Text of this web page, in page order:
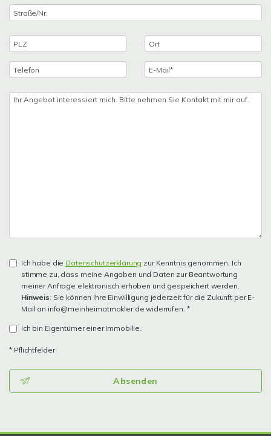
Ich habe die Datenschutzerklärung zur Kenntnis genommen. Ich
stimme zu, dass meine Angaben und Daten zur Beantwortung
meiner Anfrage elektronisch erhoben und gespeichert werden.
Hinweis: Sie können Ihre Einwilligung jederzeit für die Zukunft per E-
Mail an info@meinheimatmakler.de widerrufen. *
Ich bin Eigentümer einer Immobilie.
* Pflichtfelder
Absenden